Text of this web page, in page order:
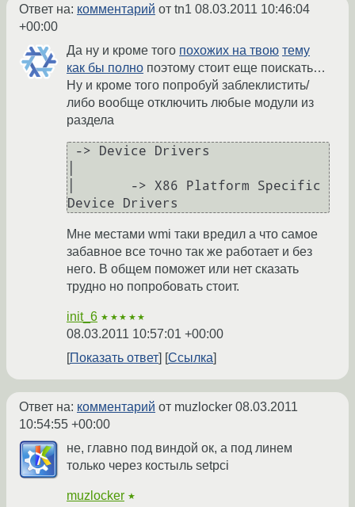
Ответ на: комментарий от tn1 08.03.2011 10:46:04
+00:00
Да ну и кроме того похожих на твою тему
как бы полно поэтому стоит еще поискать…
Ну и кроме того попробуй заблеклистить/
либо вообще отключить любые модули из
раздела
│       -> X86 Platform Specific
Device Drivers
Мне местами wmi таки вредил а что самое
забавное все точно так же работает и без
него. В общем поможет или нет сказать
трудно но попробовать стоит.
init_6 ★★★★★
08.03.2011 10:57:01 +00:00
Показать ответ
Ссылка
Ответ на: комментарий от muzlocker 08.03.2011
10:54:55 +00:00
не, главно под виндой ок, а под линем
только через костыль setpci
muzlocker ★